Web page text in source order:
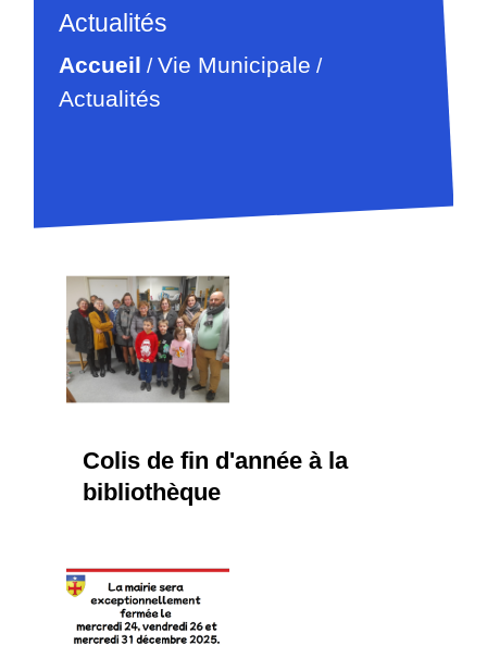
Actualités
Accueil /Vie Municipale /
Actualités
Colis de fin d'année à la
bibliothèque